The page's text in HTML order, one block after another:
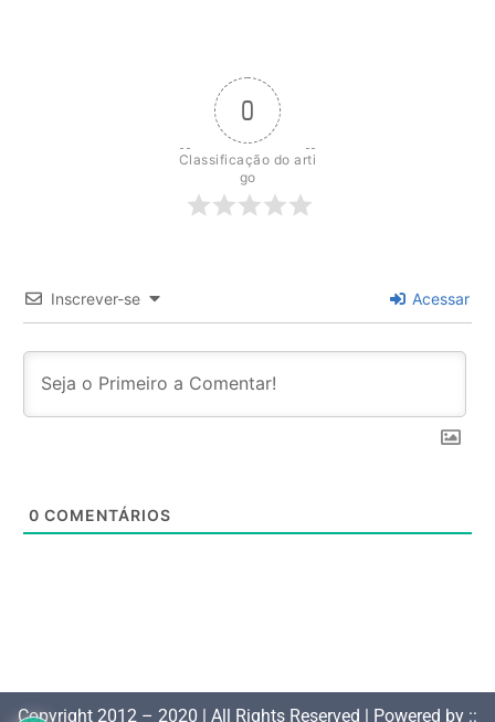
0
Classificação do arti
go
Inscrever-se Acessar
0 COMENTÁRIOS
Copyright 2012 – 2020 | All Rights Reserved | Powered by ::